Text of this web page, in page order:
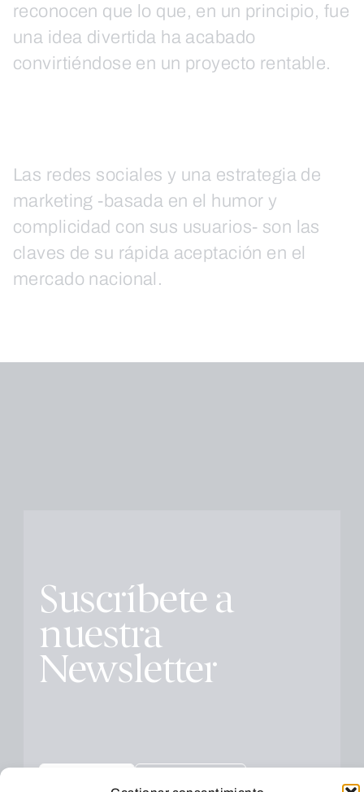
reconocen que lo que, en un principio, fue
una idea divertida ha acabado
convirtiéndose en un proyecto rentable.
Las redes sociales y una estrategia de
marketing -basada en el humor y
complicidad con sus usuarios- son las
claves de su rápida aceptación en el
mercado nacional.
Suscríbete a
nuestra
Newsletter
Educación